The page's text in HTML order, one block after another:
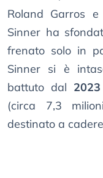
Roland Garros e
Sinner ha
frenato solo in
Sinner si è
battuto dal 2023
(circa 7,3
destinato a